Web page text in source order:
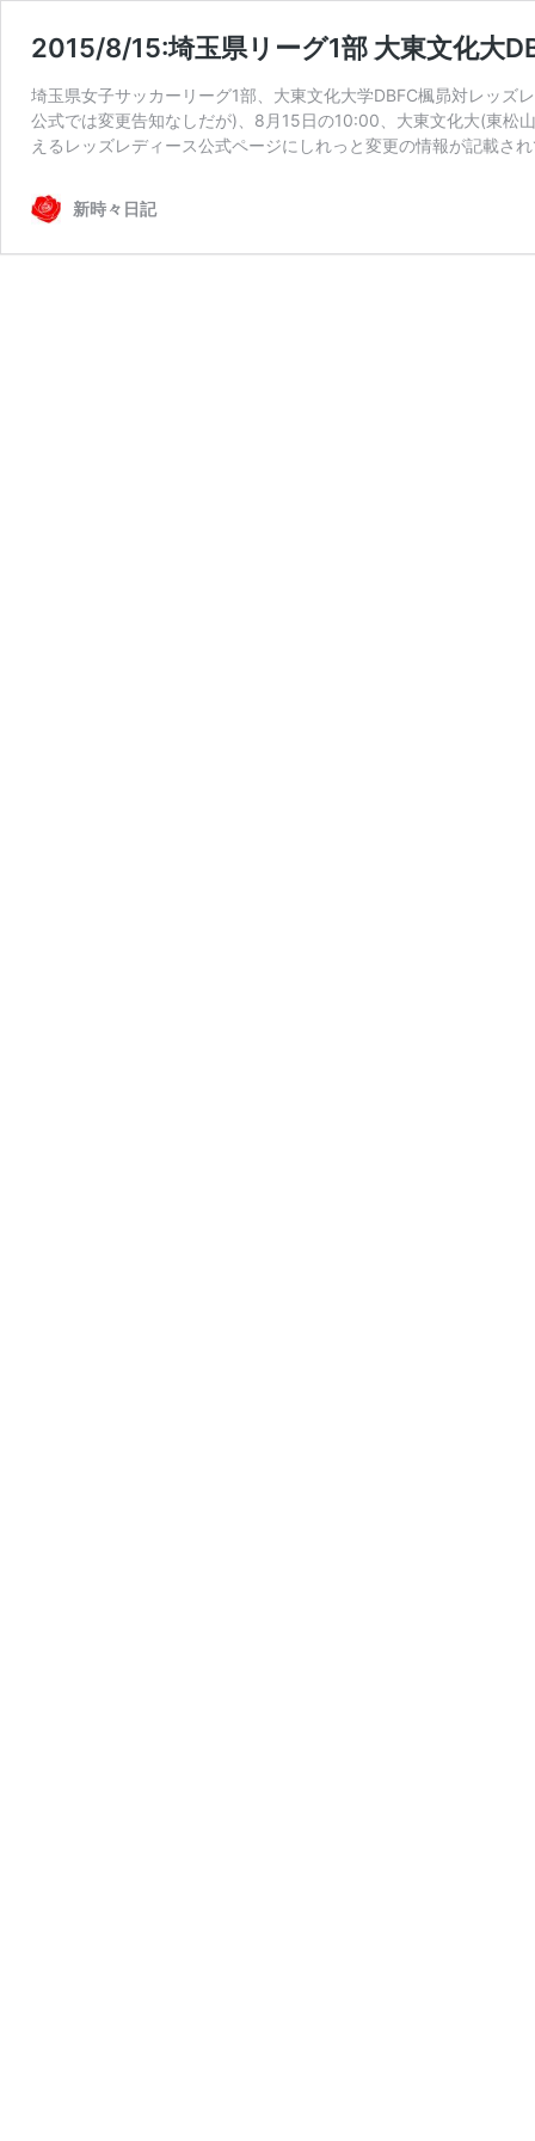
2015/8/15:埼玉県リーグ1部 大東文化大
埼玉県女子サッカーリーグ1部、大東文化大学DBFC楓昴対レッズ
公式では変更告知なしだが)、8月15日の10:00、大東文化大(東松
えるレッズレディース公式ページにしれっと変更の情報が記載
新時々日記